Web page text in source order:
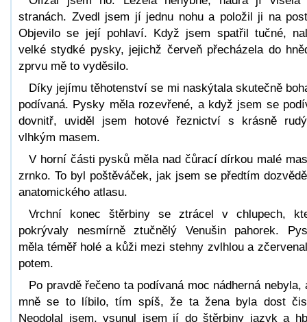
stranách. Zvedl jsem jí jednu nohu a položil ji na
Objevilo se její pohlaví. Když jsem spatřil tučné,
velké stydké pysky, jejichž červeň přecházela do
zprvu mě to vyděsilo.
Díky jejímu těhotenství se mi naskýtala skutečně
podívaná. Pysky měla rozevřené, a když jsem se
dovnitř, uviděl jsem hotové řeznictví s krásně
vlhkým masem.
V horní části pysků měla nad čůrací dírkou malé
zrnko. To byl poštěváček, jak jsem se předtím
anatomického atlasu.
Vrchní konec štěrbiny se ztrácel v chlupech,
pokrývaly nesmírně ztučnělý Venušin pahorek.
měla téměř holé a kůži mezi stehny zvlhlou a
potem.
Po pravdě řečeno ta podívaná moc nádherná nebyla,
mně se to líbilo, tím spíš, že ta žena byla dost
Neodolal jsem, vsunul jsem jí do štěrbiny jazyk a